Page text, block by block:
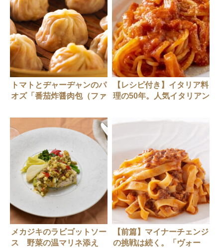
トマトとヂャーヂャンのパ
オズ「番茄炸醤肉包（ファ
オ）」
【レシピ付き】イタリア料
理の50年。人気イタリアン
メカジキのラビゴットソー
ス 野菜の温マリネ添え
【前篇】マイナーチェンジ
の挑戦は続く。「ヴォー